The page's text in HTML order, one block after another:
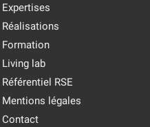
Expertises
Réalisations
Formation
Living lab
Référentiel RSE
Mentions légales
Contact